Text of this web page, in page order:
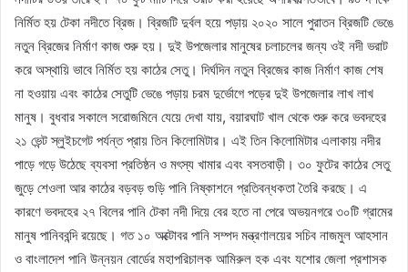
নির্মিত হয় টেকা নদীতে ব্রিজ। ব্রিজটি দুর্বল হয়ে পড়ায় ২০২০ সালে পুরাতন ব্রিজটি ভেঙে
নতুন ব্রিজের নির্মাণ কাজ শুরু হয়। দুই উপজেলার মানুষের চলাচলের জন্য ওই নদী ভরাট
করে অস্থায়ি ভাবে নির্মিত হয় কাঠের সেতু। দির্ঘদিন নতুন ব্রিজের কাজ নির্মাণ কাজ শেষ
না হওয়ায় এবং কাঠের সেতুটি ভেঙে পড়ায় চরম দুর্ভোগে পড়ের দুই উপজেলার লাখ লাখ
মানুষ। বুধবার সকালে সরোজমিনে যেয়ে দেখা যায়, বয়ারঘাট খাল থেকে শুরু করে ভবদহের
২১ ভেন্ট স্লুইচগেট পর্যন্ত প্রায় তিন কিলোমিটার। এই তিন কিলোমিটার এলাকায় নদীর
পাড়ে গড়ে উঠেছে ব্যবসা প্রতিষ্ঠন ও মৎস্য খামার এবং বসতবাড়ী। ৩০ ফুটের কাঠের সেতু
জুড়ে শেওলা আর কাঠের বড়বড় গুড়ি পানি নিষ্কাশনে প্রতিবন্ধকতা তৈরি করছে। এ
কারণে ভবদহের ২৭ বিলের পানি টেকা নদী দিয়ে বের হতে না পেরে অভয়নগরে ৩০টি গ্রামের
মানুষ পানিববন্দি রয়েছে। গত ১০ অক্টোবর পানি সম্পদ মন্ত্রণালয়ের সচিব নাজমুল আহসান
ও বাংলাদেশ পানি উন্নয়ন বোর্ডের মহাপরিচালক আমিরুল হক এবং যশোর জেলা প্রশাসক